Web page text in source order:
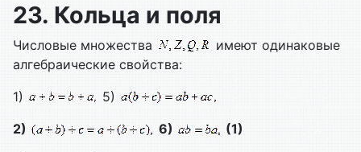
23. Кольца и поля
Числовые множества
имеют одинаковые
алгебраические свойства:
1)
5)
2) 6) (1)